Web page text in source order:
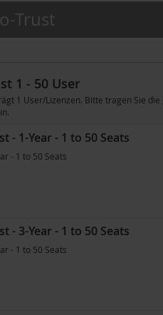
Trust
1 - 50 User
1 User/Lizenzen. Bitte tragen Sie
- 1-Year - 1 to 50 Seats
- 1 to 50 Seats
- 3-Year - 1 to 50 Seats
- 1 to 50 Seats